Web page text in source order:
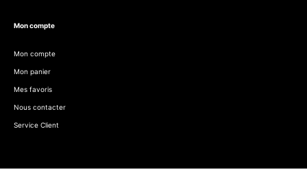
Mon compte
Mon compte
Mon panier
Mes favoris
Nous contacter
Service Client